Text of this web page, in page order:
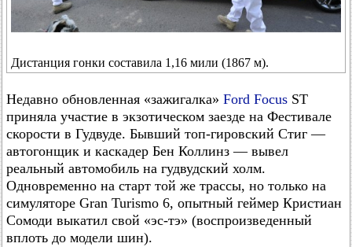
Дистанция гонки составила 1,16 мили (1867 м).
Недавно обновленная «зажигалка» Ford Focus ST
приняла участие в экзотическом заезде на Фестивале
скорости в Гудвуде. Бывший топ-гировский Стиг —
автогонщик и каскадер Бен Коллинз — вывел
реальный автомобиль на гудвудский холм.
Одновременно на старт той же трассы, но только на
симуляторе Gran Turismo 6, опытный геймер Кристиан
Сомоди выкатил свой «эс-тэ» (воспроизведенный
вплоть до модели шин).